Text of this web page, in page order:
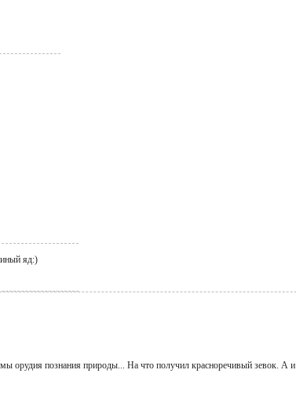
яд:)
орудия познания природы... На что получил красноречивый зевок. А